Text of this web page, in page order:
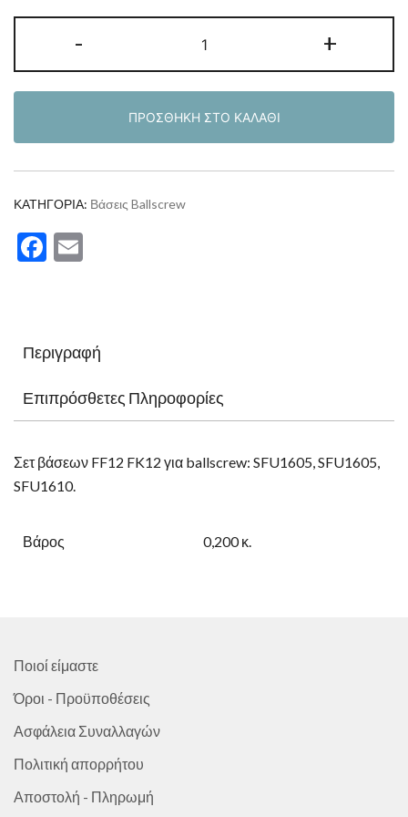
-
βάσεων
ballscrew
FK12
ποσότητα
+
ΠΡΟΣΘΉΚΗ ΣΤΟ ΚΑΛΆΘΙ
ΚΑΤΗΓΟΡΊΑ: Βάσεις Ballscrew
Facebook
Περιγραφή
Επιπρόσθετες Πληροφορίες
Σετ βάσεων FF12 FK12 για ballscrew: SFU1605, SFU1605,
SFU1610.
Βάρος 0,200 κ.
Ποιοί είμαστε
Όροι - Προϋποθέσεις
Ασφάλεια Συναλλαγών
Πολιτική απορρήτου
Αποστολή - Πληρωμή